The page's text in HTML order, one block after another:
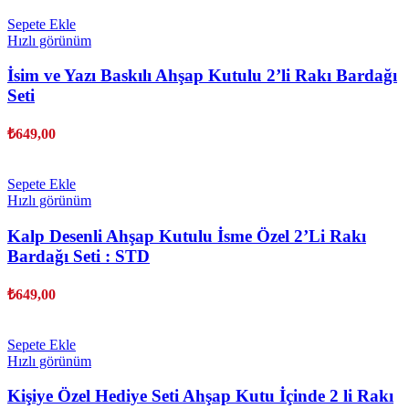
Sepete Ekle
Hızlı görünüm
İsim ve Yazı Baskılı Ahşap Kutulu 2’li Rakı Bardağı
Seti
₺649,00
Sepete Ekle
Hızlı görünüm
Kalp Desenli Ahşap Kutulu İsme Özel 2’Li Rakı
Bardağı Seti : STD
₺649,00
Sepete Ekle
Hızlı görünüm
Kişiye Özel Hediye Seti Ahşap Kutu İçinde 2 li Rakı